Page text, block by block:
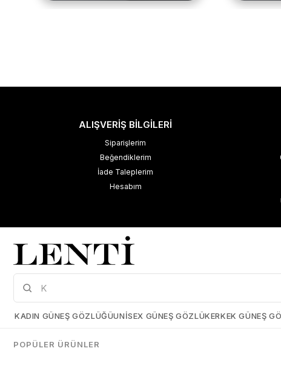
ALIŞVERİŞ BİLGİLERİ
Siparişlerim
Beğendiklerim
İade Taleplerim
Hesabım
Çerez Kullanımı
kullanmaktayız. Detaylı bilgi için kişisel verilerin korunması hakkında
açıklama metnimizi inceleyebilirsiniz.
KADIN GÜNEŞ GÖZLÜĞÜUNISEX GÜNEŞ GÖZLÜKERKEK GÜNEŞ
POPÜLER ÜRÜNLER